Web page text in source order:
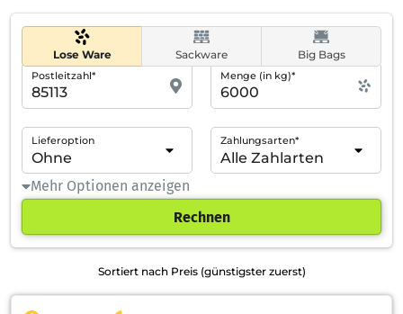
Lose Ware Sackware Big Bags
Postleitzahl* Menge (in kg)*
Lieferoption Zahlungsarten*
Mehr Optionen anzeigen
Rechnen
Sortiert nach Preis (günstigster zuerst)